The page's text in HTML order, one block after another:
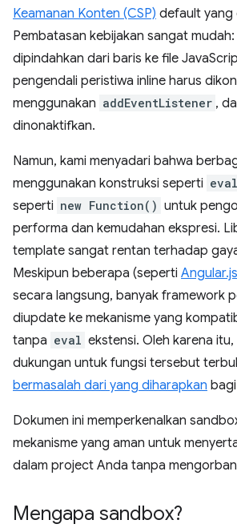
Keamanan Konten (CSP) default yang
Pembatasan kebijakan sangat
dipindahkan dari baris ke file
pengendali peristiwa inline harus
menggunakan addEventListener ,
dinonaktifkan.
Namun, kami menyadari bahwa
menggunakan konstruksi seperti
seperti new Function() untuk
performa dan kemudahan ekspresi.
template sangat rentan terhadap
Meskipun beberapa (seperti Angular.js
secara langsung, banyak framework
diupdate ke mekanisme yang
tanpa eval ekstensi. Oleh karena
dukungan untuk fungsi tersebut
bermasalah dari yang diharapkan
Dokumen ini memperkenalkan
mekanisme yang aman untuk
dalam project Anda tanpa
Mengapa sandbox?